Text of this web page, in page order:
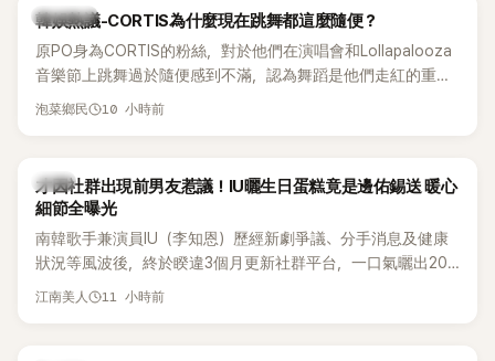
熱議討論
韓娛熱議-CORTIS為什麼現在跳舞都這麼隨便？
原PO身為CORTIS的粉絲，對於他們在演唱會和Lollapalooza
音樂節上跳舞過於隨便感到不滿，認為舞蹈是他們走紅的重要
原因，希望他們能更認真地表演。
泡菜鄉民 10 小時前
韓星
才因社群出現前男友惹議！IU曬生日蛋糕竟是邊佑錫送 暖心
細節全曝光
南韓歌手兼演員IU（李知恩）歷經新劇爭議、分手消息及健康
狀況等風波後，終於睽違3個月更新社群平台，一口氣曬出20
張近況照，讓大批粉絲又驚又喜。其中，一張生日蛋糕照意外
江南美人 11 小時前